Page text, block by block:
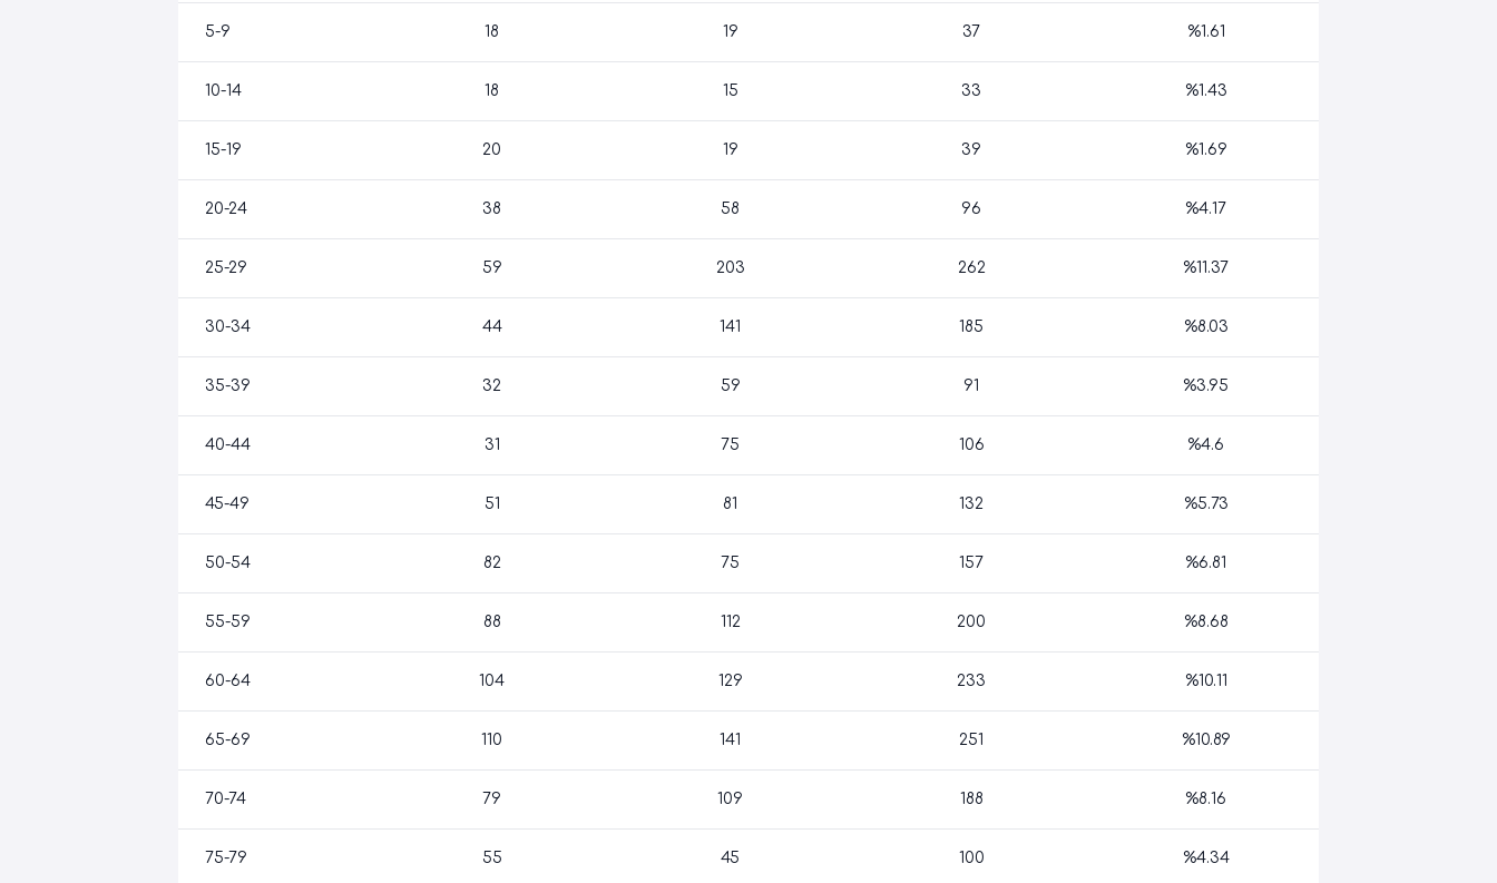
5-9 18 19 37 %1.61
10-14 18 15 33 %1.43
15-19 20 19 39 %1.69
20-24 38 58 96 %4.17
25-29 59 203 262 %11.37
30-34 44 141 185 %8.03
35-39 32 59 91 %3.95
40-44 31 75 106 %4.6
45-49 51 81 132 %5.73
50-54 82 75 157 %6.81
55-59 88 112 200 %8.68
60-64 104 129 233 %10.11
65-69 110 141 251 %10.89
70-74 79 109 188 %8.16
75-79 55 45 100 %4.34